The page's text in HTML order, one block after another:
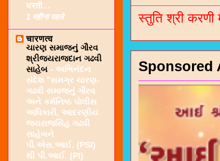
स्तुति श्री करणी
Sponsored
धरती...
1 महीना पहले
चारणत्व
ચારણ સમાજનું ગૌરવ
શ્રીજયરાજદાન ગઢવી
સાહેબ - અભિનંદન
સંદેશ "સમગ્ર ચારણ-
ગઢવી સમાજનું ગૌરવ
અને કર્મનિષ્ઠ પોલીસ
અધિકારી, આદરણીય
જયરાજસિંહ ગઢવી
સાહેબને
પી.એસ.આઈ. (PSI)
થી પી.આઈ. (PI)